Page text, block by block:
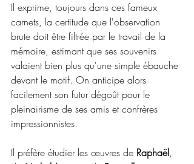
Il exprime, toujours dans ces fameux
carnets, la certitude que l'observation
brute doit être filtrée par le travail de la
mémoire, estimant que ses souvenirs
valaient bien plus qu'une simple ébauche
devant le motif. On anticipe alors
facilement son futur dégoût pour le
pleinairisme de ses amis et confrères
impressionnistes.
Il préfère étudier les œuvres de Raphaël,